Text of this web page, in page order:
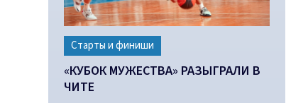
Старты и финиши
«КУБОК МУЖЕСТВА» РАЗЫГРАЛИ В
ЧИТЕ